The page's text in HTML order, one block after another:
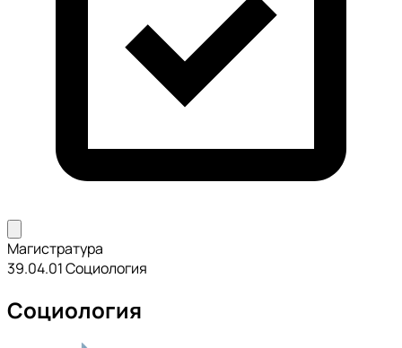
Магистратура
39.04.01 Социология
Социология